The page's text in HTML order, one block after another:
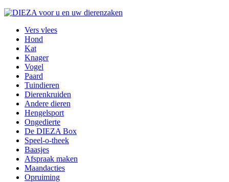
Vers vlees
Hond
Kat
Knager
Vogel
Paard
Tuindieren
Dierenkruiden
Andere dieren
Hengelsport
Ongedierte
De DIEZA Box
Speel-o-theek
Baasjes
Afspraak maken
Maandacties
Opruiming